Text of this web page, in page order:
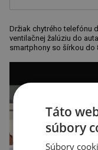
Držiak chytrého telefónu
ventilačnej žalúziu do
smartphony so šírkou do
Táto
súbory
Súbory